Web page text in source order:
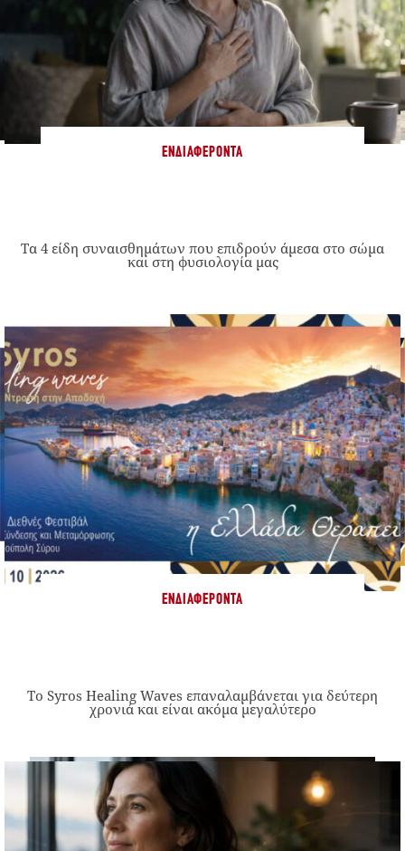
ΕΝΔΙΑΦΈΡΟΝΤΑ
Τα 4 είδη συναισθημάτων που επιδρούν άμεσα στο σώμα
και στη φυσιολογία μας
ΕΝΔΙΑΦΈΡΟΝΤΑ
Το Syros Healing Waves επαναλαμβάνεται για δεύτερη
χρονιά και είναι ακόμα μεγαλύτερο